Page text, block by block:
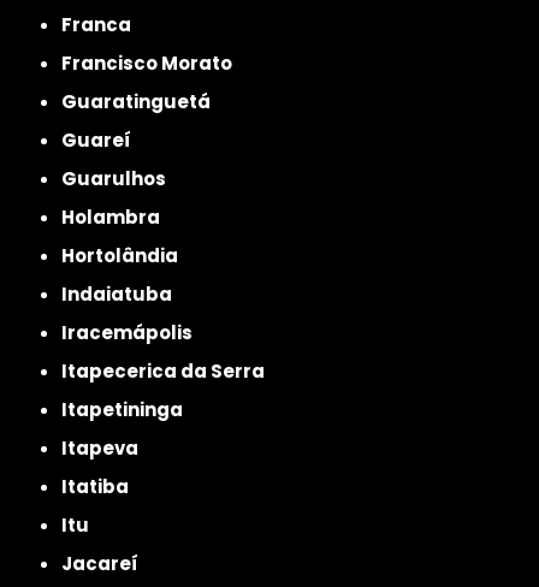
Franca
Francisco Morato
Guaratinguetá
Guareí
Guarulhos
Holambra
Hortolândia
Indaiatuba
Iracemápolis
Itapecerica da Serra
Itapetininga
Itapeva
Itatiba
Itu
Jacareí